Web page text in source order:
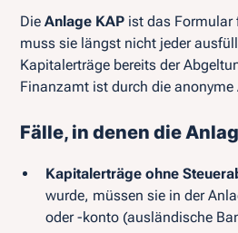
DieAnlage KAP ist das Formular
muss sie längst nicht jeder
Kapitalerträge bereits der
Finanzamt ist durch die
Fälle, in denen die
Kapitalerträge ohne
wurde, müssen sie in der
oder -konto (ausländische